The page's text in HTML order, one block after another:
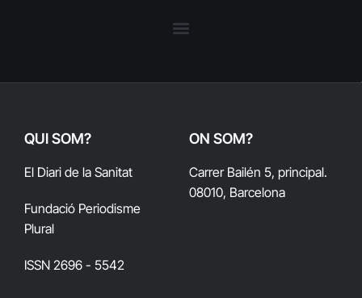
QUI SOM?
El Diari de la Sanitat
Fundació Periodisme
Plural
ISSN 2696 - 5542
ON SOM?
Carrer Bailén 5, principal.
08010, Barcelona